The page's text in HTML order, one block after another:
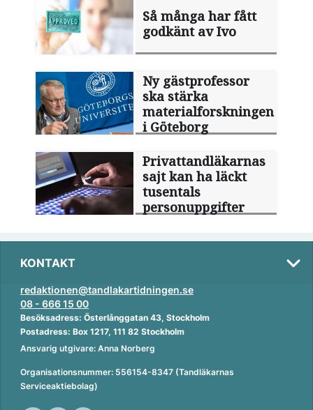
Så många har fått
godkänt av Ivo
Ny gästprofessor
ska stärka
materialforskningen
i Göteborg
Privattandläkarnas
sajt kan ha läckt
tusentals
personuppgifter
KONTAKT
redaktionen@tandlakartidningen.se
08 - 666 15 00
Besöksadress: Österlånggatan 43, Stockholm
Postadress: Box 1217, 111 82 Stockholm
Ansvarig utgivare: Anna Norberg
Organisationsnummer: 556154-8347 (Tandläkarnas
Serviceaktiebolag)